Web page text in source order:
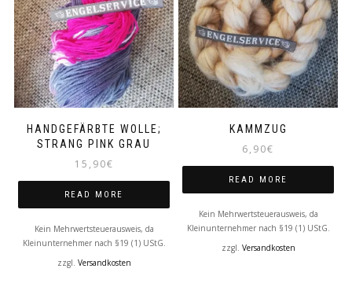
HANDGEFÄRBTE WOLLE;
STRANG PINK GRAU
15,90€
READ MORE
Kein Mehrwertsteuerausweis, da
Kleinunternehmer nach §19 (1) UStG.
zzgl. Versandkosten
KAMMZUG
6,90€
READ MORE
Kein Mehrwertsteuerausweis, da
Kleinunternehmer nach §19 (1) UStG.
zzgl. Versandkosten